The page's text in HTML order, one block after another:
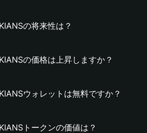
の将来性は？
の価格は上昇しますか？
ウォレットは無料ですか？
トークンの価値は？